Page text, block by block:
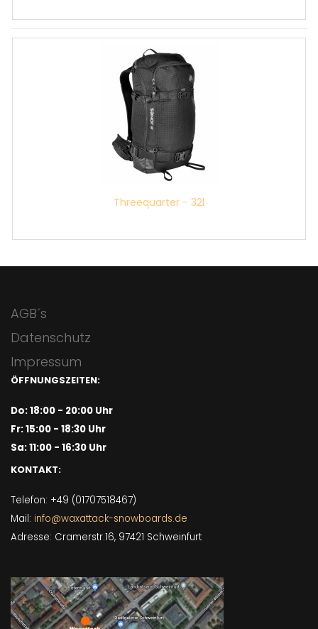
Threequarter - 32l
AGB´s
Datenschutz
Impressum
ÖFFNUNGSZEITEN:
Do: 18:00 - 20:00 Uhr
Fr: 15:00 - 18:30 Uhr
Sa: 11:00 - 16:30 Uhr
KONTAKT:
Telefon: +49 (01707518467)
Mail: info@waxattack-snowboards.de
Adresse: Cramerstr.16, 97421 Schweinfurt